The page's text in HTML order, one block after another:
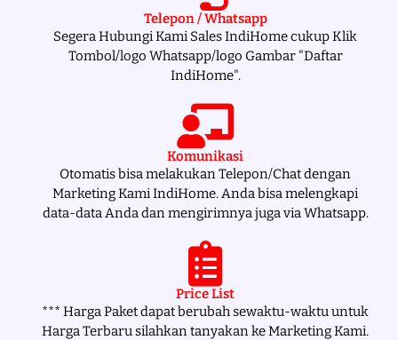
Telepon / Whatsapp
Segera Hubungi Kami Sales IndiHome cukup Klik
Tombol/logo Whatsapp/logo Gambar "Daftar
IndiHome".
Komunikasi
Otomatis bisa melakukan Telepon/Chat dengan
Marketing Kami IndiHome. Anda bisa melengkapi
data-data Anda dan mengirimnya juga via Whatsapp.
Price List
*** Harga Paket dapat berubah sewaktu-waktu untuk
Harga Terbaru silahkan tanyakan ke Marketing Kami.